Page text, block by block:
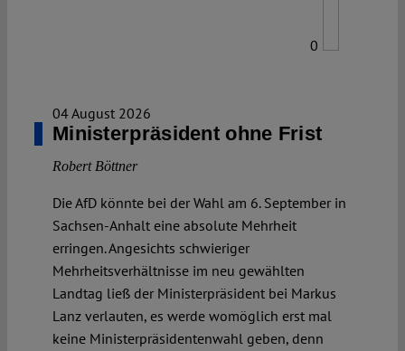
0
04 August 2026
Ministerpräsident ohne Frist
Robert Böttner
Die AfD könnte bei der Wahl am 6. September in
Sachsen-Anhalt eine absolute Mehrheit
erringen. Angesichts schwieriger
Mehrheitsverhältnisse im neu gewählten
Landtag ließ der Ministerpräsident bei Markus
Lanz verlauten, es werde womöglich erst mal
keine Ministerpräsidentenwahl geben, denn